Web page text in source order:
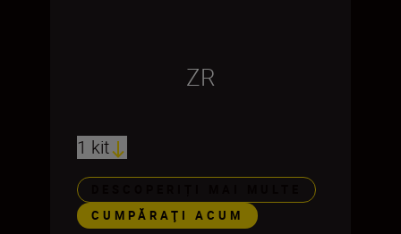
ZR
1 kit
CUMPĂRAŢI ACUM